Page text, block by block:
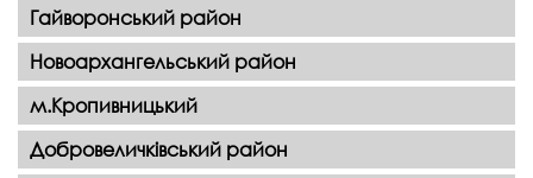
Гайворонський район
Новоархангельський район
м.Кропивницький
Добровеличківський район